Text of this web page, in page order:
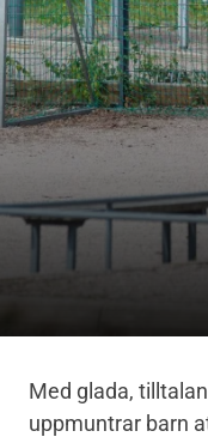
Med glada,
uppmuntrar barn